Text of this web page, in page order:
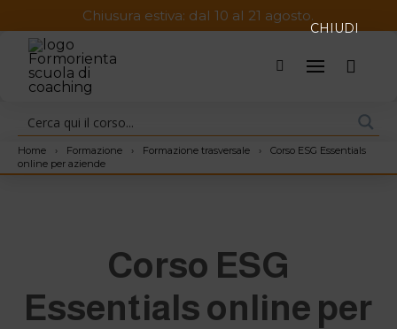
Chiusura estiva: dal 10 al 21 agosto.
Home › Formazione › Formazione trasversale ›
Corso ESG Essentials
online per aziende
Corso ESG
Essentials online per
CHIUDI